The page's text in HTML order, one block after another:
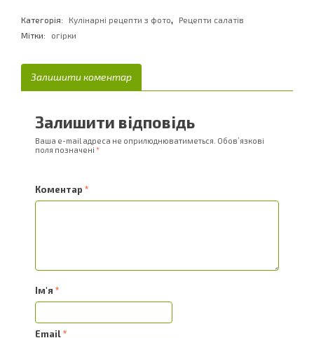
Категорія: Кулінарні рецепти з фото,
Рецепти салатів
Мітки:
огірки
Залишити коментар
Залишити відповідь
Ваша e-mail адреса не оприлюднюватиметься. Обов’язкові
поля позначені *
Коментар *
Ім'я *
Email*